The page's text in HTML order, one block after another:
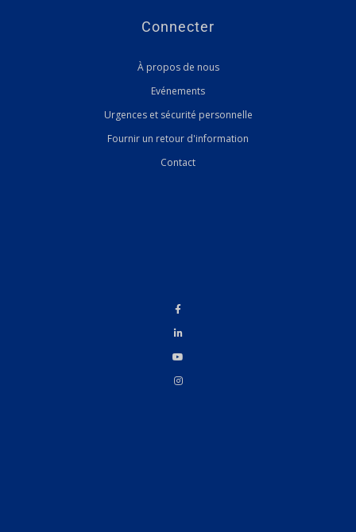
Connecter
À propos de nous
Evénements
Urgences et sécurité personnelle
Fournir un retour d'information
Contact